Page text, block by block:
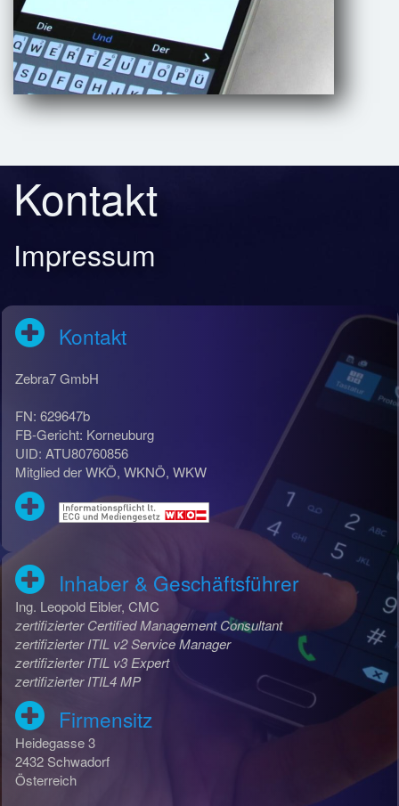
Kontakt
Impressum
Kontakt
Zebra7 GmbH
FN: 629647b
FB-Gericht: Korneuburg
UID: ATU80760856
Mitglied der WKÖ, WKNÖ, WKW
Inhaber & Geschäftsführer
Ing. Leopold Eibler, CMC
zertifizierter Certified Management Consultant
zertifizierter ITIL v2 Service Manager
zertifizierter ITIL v3 Expert
zertifizierter ITIL4 MP
Firmensitz
Heidegasse 3
2432 Schwadorf
Österreich